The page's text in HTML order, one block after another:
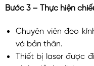
Bước 3 – Thực hiện
Chuyên viên đeo
và bản thân.
Thiết bị laser được